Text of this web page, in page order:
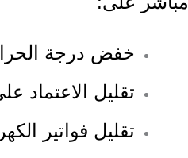
خفض درجة
تقليل الاعتماد
تقليل فواتير